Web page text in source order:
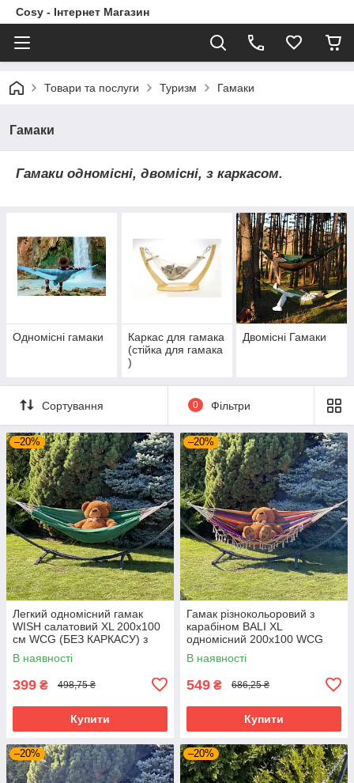
Cosy - Інтернет Магазин
Товари та послуги Туризм Гамаки
Гамаки
Гамаки одномісні, двомісні, з каркасом.
Одномісні гамаки
Каркас для гамака
(стійка для гамака
)
Двомісні Гамаки
Сортування 0 Фільтри
–20%
Легкий одномісний гамак
WISH салатовий XL 200х100
см WCG (БЕЗ КАРКАСУ) з
бавовни
В наявності
399 ₴ 498,75 ₴
Купити
–20%
Гамак різнокольоровий з
карабіном BALI XL
одномісний 200х100 WCG
(БЕЗ КАРКАСА). Бавовна
В наявності
549 ₴ 686,25 ₴
Купити
–20% –20%